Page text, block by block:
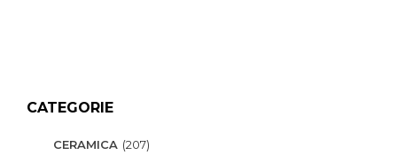
CATEGORIE
CERAMICA (207)